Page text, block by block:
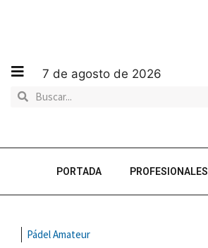
7 de agosto de 2026
PORTADA PROFESIONALES
Pádel Amateur